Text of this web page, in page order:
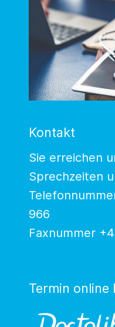
Kontakt
Sie erreichen
Sprechzeiten
966
Faxnummer
Termin online